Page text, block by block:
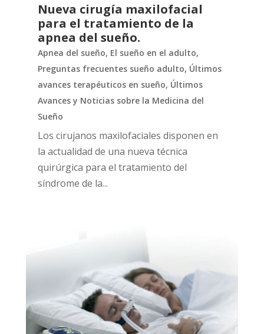
Nueva cirugía maxilofacial
para el tratamiento de la
apnea del sueño.
Apnea del sueño, El sueño en el adulto,
Preguntas frecuentes sueño adulto, Últimos
avances terapéuticos en sueño, Últimos
Avances y Noticias sobre la Medicina del
Sueño
Los cirujanos maxilofaciales disponen en
la actualidad de una nueva técnica
quirúrgica para el tratamiento del
síndrome de la...